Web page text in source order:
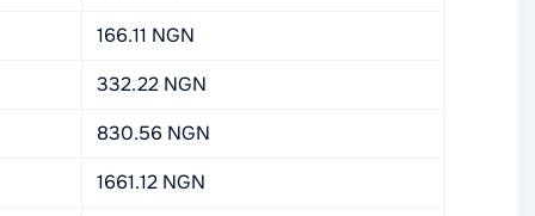
166.11 NGN
332.22 NGN
830.56 NGN
1661.12 NGN